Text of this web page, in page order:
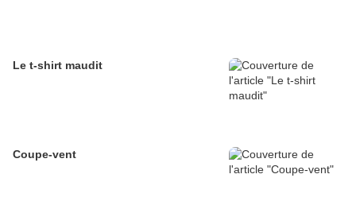
Le t-shirt maudit
Coupe-vent